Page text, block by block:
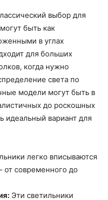
выбор для
быть как
в углах
для больших
когда нужно
света по
модели могут быть в
до роскошных
идеальный вариант для
легко вписываются
от современного до
Эти светильники